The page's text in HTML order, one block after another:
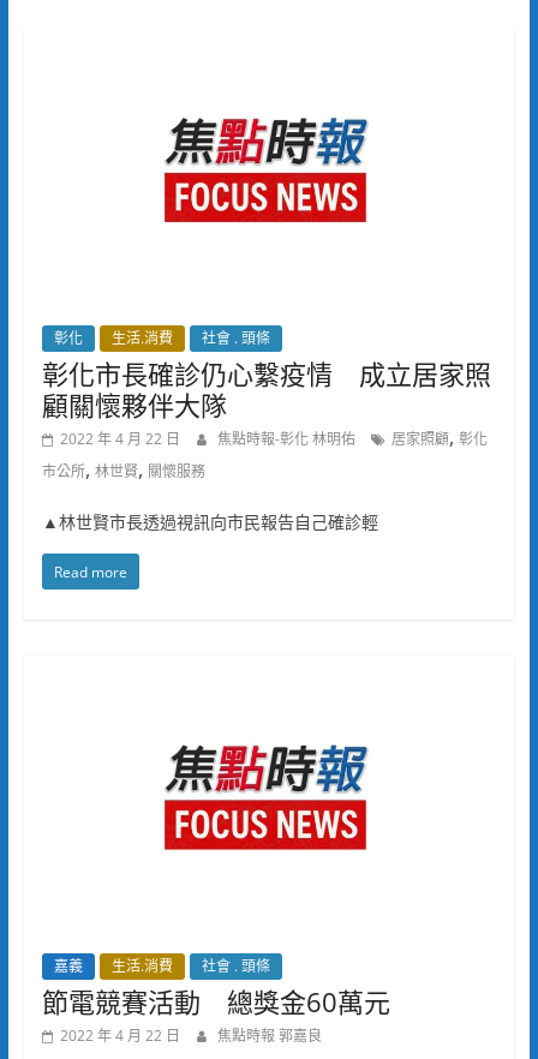
彰化 生活.消費 社會 . 頭條
彰化市長確診仍心繫疫情 成立居家照
顧關懷夥伴大隊
2022 年 4 月 22 日 焦點時報-彰化 林明佑 居家照顧, 彰化
市公所, 林世賢, 關懷服務
▲林世賢市長透過視訊向市民報告自己確診輕
Read more
嘉義 生活.消費 社會 . 頭條
節電競賽活動 總獎金60萬元
2022 年 4 月 22 日 焦點時報 郭嘉良